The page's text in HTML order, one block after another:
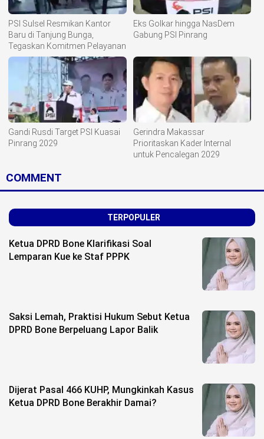
PSI Sulsel Resmikan Kantor
Baru di Tanjung Bunga,
Tegaskan Komitmen Pelayanan
Eks Golkar hingga NasDem
Gabung PSI Pinrang
Gandi Rusdi Target PSI Kuasai
Pinrang 2029
Gerindra Makassar
Prioritaskan Kader Internal
untuk Pencalegan 2029
COMMENT
TERPOPULER
Ketua DPRD Bone Klarifikasi Soal
Lemparan Kue ke Staf PPPK
Saksi Lemah, Praktisi Hukum Sebut Ketua
DPRD Bone Berpeluang Lapor Balik
Dijerat Pasal 466 KUHP, Mungkinkah Kasus
Ketua DPRD Bone Berakhir Damai?